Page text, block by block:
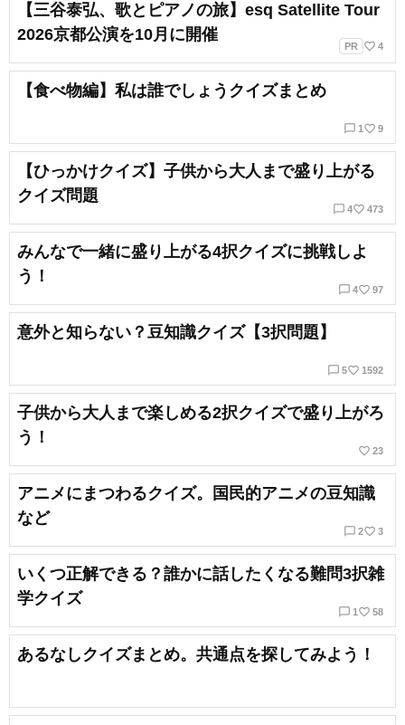
【三谷泰弘、歌とピアノの旅】esq Satellite Tour
2026京都公演を10月に開催
PR favorite_border 4
【食べ物編】私は誰でしょうクイズまとめ
chat_bubble_outline 1 favorite_border 9
【ひっかけクイズ】子供から大人まで盛り上がる
クイズ問題
chat_bubble_outline 4favorite_border 473
みんなで一緒に盛り上がる4択クイズに挑戦しよ
う！
chat_bubble_outline 4favorite_border 97
意外と知らない？豆知識クイズ【3択問題】
chat_bubble_outline 5favorite_border 1592
子供から大人まで楽しめる2択クイズで盛り上がろ
う！
favorite_border 23
アニメにまつわるクイズ。国民的アニメの豆知識
など
chat_bubble_outline 2favorite_border 3
いくつ正解できる？誰かに話したくなる難問3択雑
学クイズ
chat_bubble_outline 1 favorite_border 58
あるなしクイズまとめ。共通点を探してみよう！